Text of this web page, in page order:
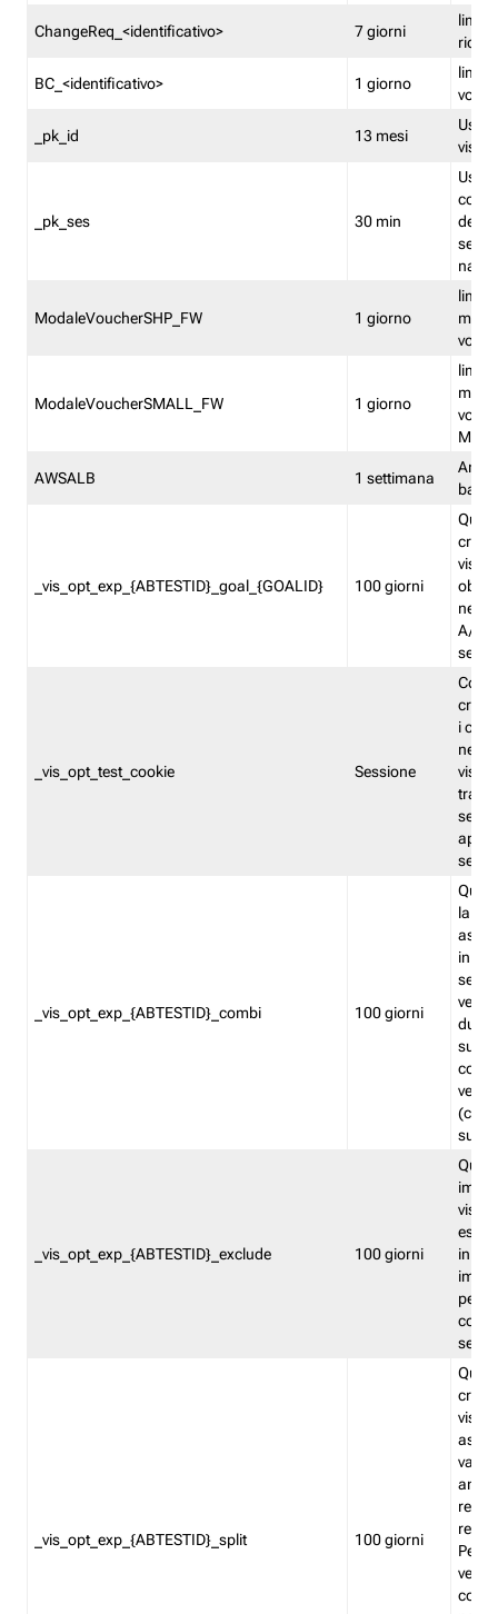
ChangeReq_<identificativo> 7 giorni
limita
BC_<identificativo> 1 giorno
limita
_pk_id 13 mesi
_pk_ses 30 min
ModaleVoucherSHP_FW 1 giorno
ModaleVoucherSMALL_FW 1 giorno
AWSALB 1 settimana
_vis_opt_exp_{ABTESTID}_goal_{GOALID} 100 giorni
nel
A/B.
_vis_opt_test_cookie Sessione
i
nel
_vis_opt_exp_{ABTESTID}_combi 100 giorni
la
in
_vis_opt_exp_{ABTESTID}_exclude 100 giorni
in
_vis_opt_exp_{ABTESTID}_split 100 giorni